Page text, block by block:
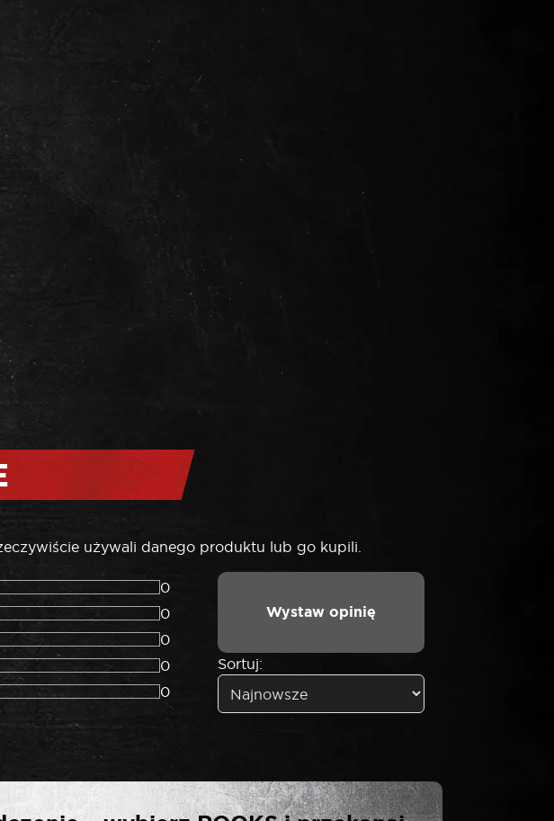
używali danego produktu lub go kupili.
0
0
0
0
0
Wystaw opinię
Sortuj:
O „GOVONI MŁOT